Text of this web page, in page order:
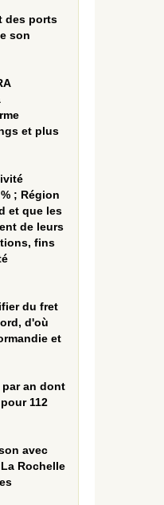
des ports
son
et plus
; Région
et que les
de leurs
fins
du fret
d'où
et
par an dont
112
avec
Rochelle